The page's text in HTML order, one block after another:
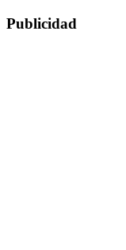
Publicidad